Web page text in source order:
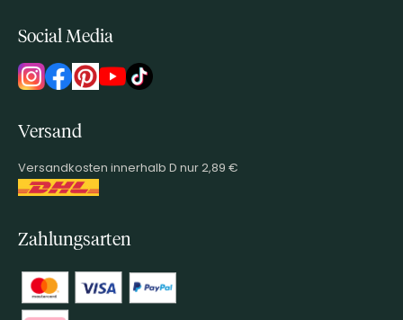
Social Media
Versand
Versandkosten innerhalb D nur 2,89 €
Zahlungsarten